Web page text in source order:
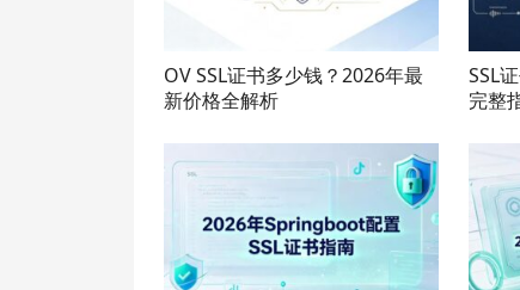
OV SSL证书多少钱？2026年最
新价格全解析
SSL
完整